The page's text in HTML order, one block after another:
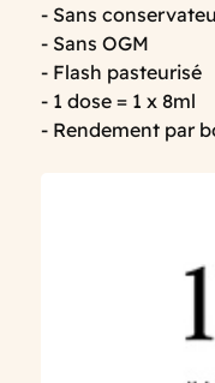
- Sans
- Sans OGM
- Flash pasteurisé
- 1 dose = 1 x 8ml
- Rendement par